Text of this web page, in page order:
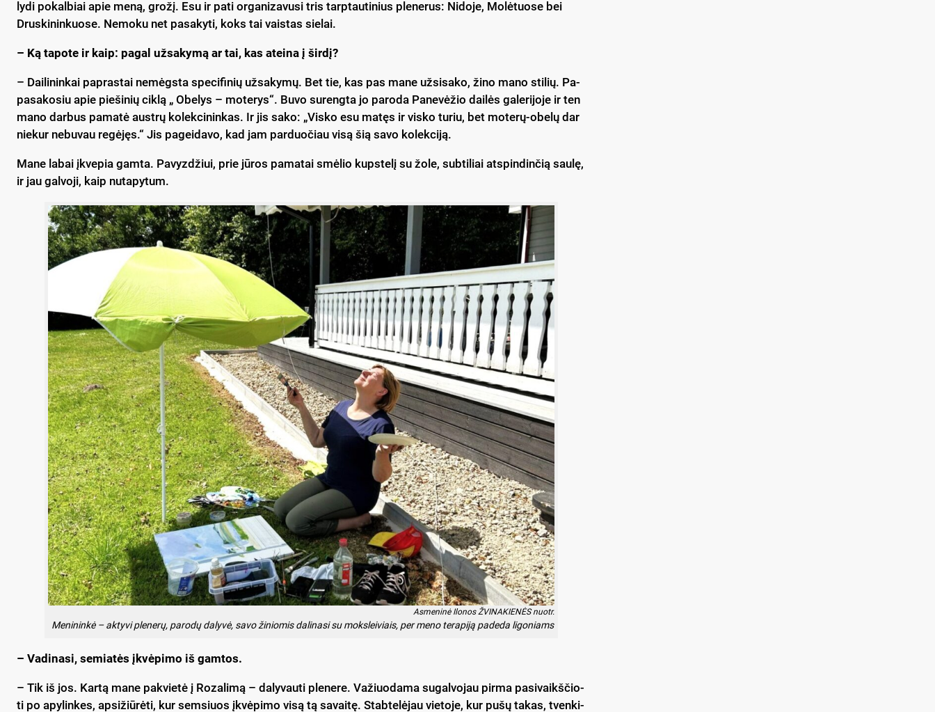
ly­di po­kal­biai apie me­ną, gro­žį. Esu ir pa­ti or­ga­ni­za­vu­si tris tarp­tau­ti­nius ple­ne­rus: Ni­do­je, Mo­lė­tuo­se bei
Drus­ki­nin­kuo­se. Ne­mo­ku net pa­sa­ky­ti, koks tai vais­tas sie­lai.
– Ką ta­po­te ir kaip: pa­gal už­sa­ky­mą ar tai, kas atei­na į šir­dį?
– Dai­li­nin­kai pa­pras­tai ne­mėgs­ta spe­ci­fi­nių už­sa­ky­mų. Bet tie, kas pas ma­ne už­si­sa­ko, ži­no ma­no sti­lių. Pa­
pa­sa­ko­siu apie pie­ši­nių cik­lą „ Obe­lys – mo­te­rys“. Bu­vo su­reng­ta jo pa­ro­da Pa­ne­vė­žio dai­lės ga­le­ri­jo­je ir ten
ma­no dar­bus pa­ma­tė aust­rų ko­lek­ci­nin­kas. Ir jis sa­ko: „Vis­ko esu ma­tęs ir vis­ko tu­riu, bet mo­te­rų-obe­lų dar
nie­kur ne­bu­vau re­gė­jęs.“ Jis pa­gei­da­vo, kad jam par­duo­čiau vi­są šią sa­vo ko­lek­ci­ją.
Ma­ne la­bai įkve­pia gam­ta. Pa­vyz­džiui, prie jū­ros pa­ma­tai smė­lio kups­te­lį su žo­le, su­bti­liai at­spin­din­čią sau­lę,
ir jau gal­vo­ji, kaip nu­ta­py­tum.
As­me­ni­nė Ilo­nos ŽVI­NA­KIE­NĖS nuo­tr.
Me­ni­nin­kė – ak­ty­vi ple­ne­rų, pa­ro­dų da­ly­vė, sa­vo ži­nio­mis da­li­na­si su moks­lei­viais, per me­no te­ra­pi­ją pa­de­da li­go­niams
– Va­di­na­si, se­mia­tės įkvė­pi­mo iš gam­tos.
– Tik iš jos. Kar­tą ma­ne pa­kvie­tė į Ro­za­li­mą – da­ly­vau­ti ple­ne­re. Va­žiuo­da­ma su­gal­vo­jau pir­ma pa­si­vaikš­čio­
ti po apy­lin­kes, ap­si­žiū­rė­ti, kur sem­siuos įkvė­pi­mo vi­są tą sa­vai­tę. Stab­te­lė­jau vie­to­je, kur pu­šų ta­kas, tven­ki­